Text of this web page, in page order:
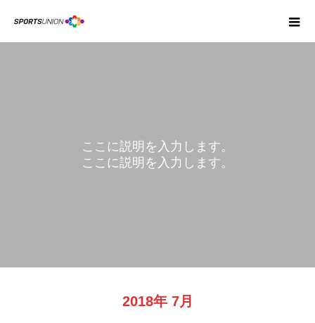
ここに説明を入力します。
ここに説明を入力します。
2018年 7月